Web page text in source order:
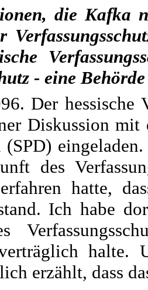
die Kafka
- eine
Der hessische
Diskussion mit
(SPD)
des
hatte,
Ich habe
erzählt, dass